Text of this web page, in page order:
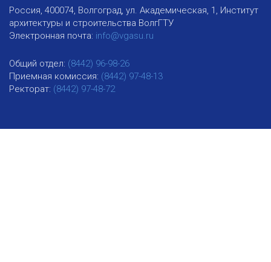
Россия, 400074, Волгоград, ул. Академическая, 1, Институт
архитектуры и строительства ВолгГТУ
Электронная почта: info@vgasu.ru
Общий отдел: (8442) 96-98-26
Приемная комиссия: (8442) 97-48-13
Ректорат: (8442) 97-48-72